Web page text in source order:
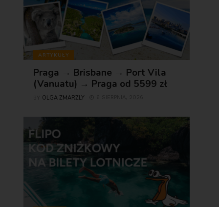
ARTYKUŁY
Praga → Brisbane → Port Vila
(Vanuatu) → Praga od 5599 zł
OLGA ZMARZLY